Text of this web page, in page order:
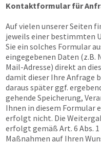
Kontaktformular für
Auf vielen unserer Seiten
jeweils einer bestimmten
Sie ein solches Formular
eingegebenen Daten (z.B.
Mail-Adresse) direkt an
damit dieser Ihre Anfrage
daraus später ggf.
gehende Speicherung,
Ihnen in diesem Formular
erfolgt nicht. Die
erfolgt gemäß Art. 6 Abs.
Maßnahmen auf Ihren